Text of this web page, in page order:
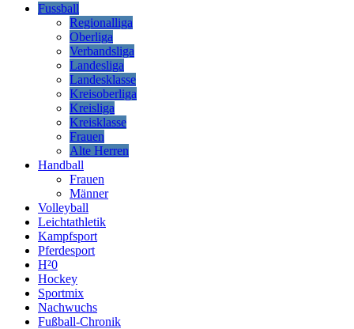
Fussball
Regionalliga
Oberliga
Verbandsliga
Landesliga
Landesklasse
Kreisoberliga
Kreisliga
Kreisklasse
Frauen
Alte Herren
Handball
Frauen
Männer
Volleyball
Leichtathletik
Kampfsport
Pferdesport
H²0
Hockey
Sportmix
Nachwuchs
Fußball-Chronik